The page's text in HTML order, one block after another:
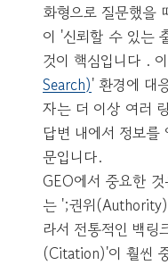
화형으로 질문했을
이 '신뢰할 수 있는
것이 핵심입니다 .
Search)' 환경에 대
자는 더 이상 여러
답변 내에서 정보를
문입니다.
GEO에서 중요한
는 ';권위
라서 전통적인 백링
(Citation)'이 훨씬